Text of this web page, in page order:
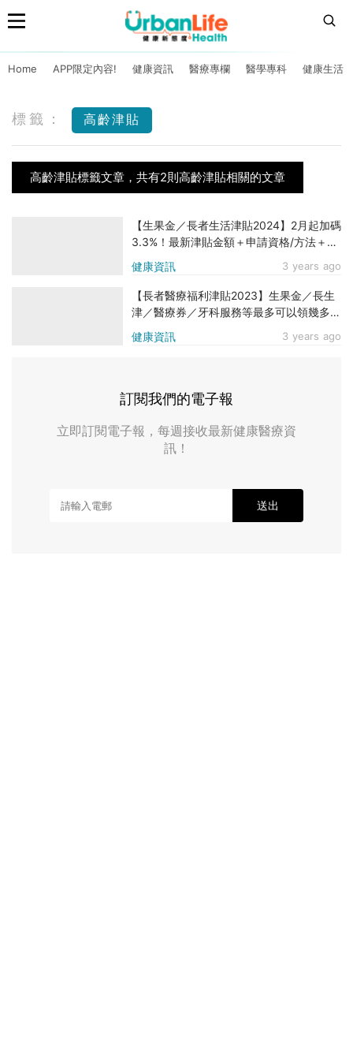
Home APP限定內容! 健康資訊 醫療專欄 醫學專科 健康生活
標籤： 高齡津貼
高齡津貼標籤文章，共有2則高齡津貼相關的文章
健康資訊 3 years ago
【生果金／長者生活津貼2024】2月起加碼
3.3%！最新津貼金額＋申請資格/方法＋所
需文件
健康資訊 3 years ago
【長者醫療福利津貼2023】生果金／長生
津／醫療券／牙科服務等最多可以領幾多
錢？即查7大計劃申請資格＋方法＋金額
訂閱我們的電子報
立即訂閱電子報，每週接收最新健康醫療資
訊！
送出